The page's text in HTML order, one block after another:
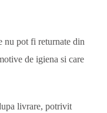
nu pot fi returnate din
de igiena si care
livrare, potrivit